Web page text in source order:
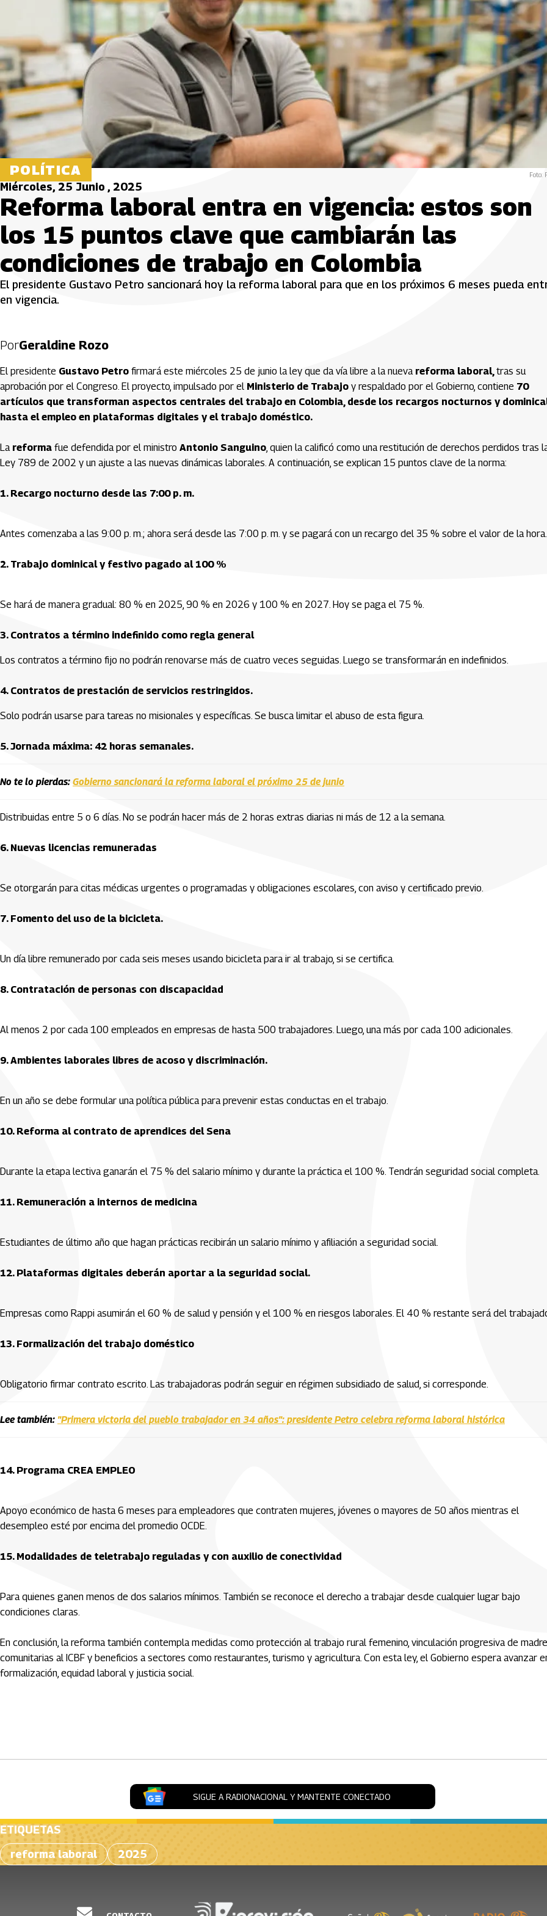
POLÍTICA Foto:
Miércoles, 25 Junio , 2025
Reforma laboral entra en vigencia: estos son
los 15 puntos clave que cambiarán las
condiciones de trabajo en Colombia
El presidente Gustavo Petro sancionará hoy la reforma laboral para que en los próximos 6 meses pueda
en vigencia.
PorGeraldine Rozo
El presidente Gustavo Petro firmará este miércoles 25 de junio la ley que da vía libre a la nuevareforma laboral,tras su
aprobación por el Congreso. El proyecto, impulsado por el Ministerio de Trabajo y respaldado por el Gobierno, contiene 70
artículos que transforman aspectos centrales del trabajo en Colombia, desde los recargos nocturnos y
hasta el empleo en plataformas digitales y el trabajo doméstico.
La reforma fue defendida por el ministro Antonio Sanguino, quien la calificó como una restitución de derechos perdidos tras
Ley 789 de 2002 y un ajuste a las nuevas dinámicas laborales. A continuación, se explican 15 puntos clave de la norma:
1. Recargo nocturno desde las 7:00 p. m.
Antes comenzaba a las 9:00 p. m.; ahora será desde las 7:00 p. m. y se pagará con un recargo del 35 % sobre el valor de la hora.
2. Trabajo dominical y festivo pagado al 100 %
Se hará de manera gradual: 80 % en 2025, 90 % en 2026 y 100 % en 2027. Hoy se paga el 75 %.
3. Contratos a término indefinido como regla general
Los contratos a término fijo no podrán renovarse más de cuatro veces seguidas. Luego se transformarán en indefinidos.
4. Contratos de prestación de servicios restringidos.
Solo podrán usarse para tareas no misionales y específicas. Se busca limitar el abuso de esta figura.
5. Jornada máxima: 42 horas semanales.
No te lo pierdas: Gobierno sancionará la reforma laboral el próximo 25 de junio
Distribuidas entre 5 o 6 días. No se podrán hacer más de 2 horas extras diarias ni más de 12 a la semana.
6. Nuevas licencias remuneradas
Se otorgarán para citas médicas urgentes o programadas y obligaciones escolares, con aviso y certificado previo.
7. Fomento del uso de la bicicleta.
Un día libre remunerado por cada seis meses usando bicicleta para ir al trabajo, si se certifica.
8. Contratación de personas con discapacidad
Al menos 2 por cada 100 empleados en empresas de hasta 500 trabajadores. Luego, una más por cada 100 adicionales.
9. Ambientes laborales libres de acoso y discriminación.
En un año se debe formular una política pública para prevenir estas conductas en el trabajo.
10. Reforma al contrato de aprendices del Sena
Durante la etapa lectiva ganarán el 75 % del salario mínimo y durante la práctica el 100 %. Tendrán seguridad social completa.
11. Remuneración a internos de medicina
Estudiantes de último año que hagan prácticas recibirán un salario mínimo y afiliación a seguridad social.
12. Plataformas digitales deberán aportar a la seguridad social.
Empresas como Rappi asumirán el 60 % de salud y pensión y el 100 % en riesgos laborales. El 40 % restante será del
13. Formalización del trabajo doméstico
Obligatorio firmar contrato escrito. Las trabajadoras podrán seguir en régimen subsidiado de salud, si corresponde.
Lee también: "Primera victoria del pueblo trabajador en 34 años": presidente Petro celebra reforma laboral histórica
14. Programa CREA EMPLEO
Apoyo económico de hasta 6 meses para empleadores que contraten mujeres, jóvenes o mayores de 50 años mientras el
desempleo esté por encima del promedio OCDE.
15. Modalidades de teletrabajo reguladas y con auxilio de conectividad
Para quienes ganen menos de dos salarios mínimos. También se reconoce el derecho a trabajar desde cualquier lugar bajo
condiciones claras.
En conclusión, la reforma también contempla medidas como protección al trabajo rural femenino, vinculación progresiva de
comunitarias al ICBF y beneficios a sectores como restaurantes, turismo y agricultura. Con esta ley, el Gobierno espera avanzar
formalización, equidad laboral y justicia social.
SIGUE A RADIONACIONAL Y MANTENTE CONECTADO
ETIQUETAS
reforma laboral
2025